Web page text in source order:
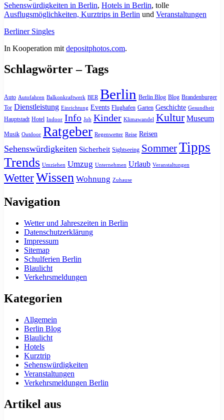
Sehenswürdigkeiten in Berlin, Hotels in Berlin, tolle
Ausflugsmöglichkeiten, Kurztrips in Berlin und Veranstaltungen
Berliner Singles
In Kooperation mit depositphotos.com.
Schlagwörter – Tags
Auto Autofahren Balkonkraftwerk BER Berlin Berlin Blog Blog Brandenburger
Tor Dienstleistung Einrichtung Events Flughafen Garten Geschichte Gesundheit
Hauptstadt Hotel Indoor Info Job Kinder Klimawandel Kultur Museum
Musik Outdoor Ratgeber Regenwetter Reise Reisen
Sehenswürdigkeiten Sicherheit Sightseeing SommerTipps
Trends Umziehen Umzug Unternehmen Urlaub Veranstaltungen
WetterWissen Wohnung Zuhause
Navigation
Wetter und Jahreszeiten in Berlin
Datenschutzerklärung
Impressum
Sitemap
Schulferien Berlin
Blaulicht
Verkehrsmeldungen
Kategorien
Allgemein
Berlin Blog
Blaulicht
Hotels
Kurztrip
Sehenswürdigkeiten
Veranstaltungen
Verkehrsmeldungen Berlin
Artikel aus